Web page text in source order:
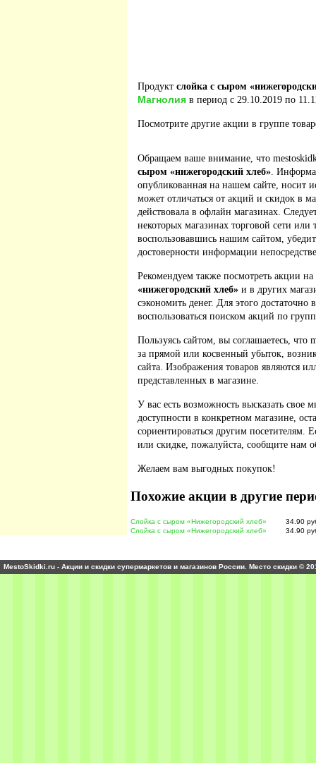
Продукт слойка с сыром
Магнолия в период с 29.10.2019 по
Посмотрите другие акции в группе
Обращаем ваше внимание, что
сыром «нижегородский хлеб».
опубликованная на нашем сайте, носит
может отличаться от акций и скидок в
действовала в офлайн магазинах.
некоторых магазинах торговой сети
воспользовавшись нашим сайтом,
достоверности информации
Рекомендуем также посмотреть акции
«нижегородский хлеб» и в других
сэкономить денег. Для этого
воспользоваться поиском акций по
Пользуясь сайтом, вы соглашаетесь, что
за прямой или косвенный убыток,
сайта. Изображения товаров являются
представленных в магазине.
У вас есть возможность высказать свое
доступности в конкретном магазине,
сориентироваться другим
или скидке, пожалуйста, сообщите нам
Желаем вам выгодных покупок!
Похожие акции в другие
Слойка с сыром «Нижегородский хлеб»
34.90
Слойка с сыром «Нижегородский хлеб»
34.90
MestoSkidki.ru - Акции и скидки супермаркетов и магазинов России. Место скидки ©